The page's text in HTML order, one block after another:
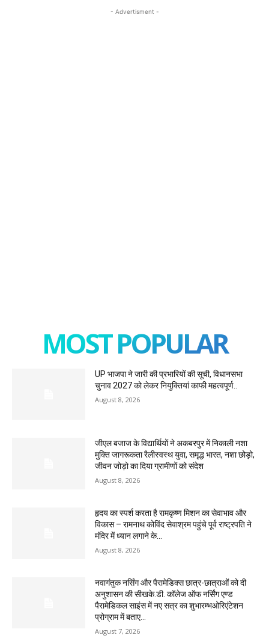
- Advertisment -
MOST POPULAR
UP भाजपा ने जारी की प्रभारियों की सूची, विधानसभा
चुनाव 2027 को लेकर नियुक्तियां काफी महत्वपूर्ण..
August 8, 2026
जीएल बजाज के विद्यार्थियों ने अकबरपुर में निकाली नशा
मुक्ति जागरूकता रैलीस्वस्थ युवा, समृद्ध भारत, नशा छोड़ो,
जीवन जोड़ो का दिया ग्रामीणों को संदेश
August 8, 2026
हृदय का स्पर्श करता है रामकृष्ण मिशन का सेवाभाव और
विकास – रामनाथ कोविंद सेवाश्रम पहुंचे पूर्व राष्ट्रपति ने
मंदिर में ध्यान लगाने के...
August 8, 2026
नवागंतुक नर्सिंग और पैरामेडिक्स छात्र-छात्राओं को दी
अनुशासन की सीखके.डी. कॉलेज ऑफ नर्सिंग एण्ड
पैरामेडिकल साइंस में नए सत्र का शुभारम्भओरिएंटेशन
प्रोग्राम में बताए...
August 7, 2026